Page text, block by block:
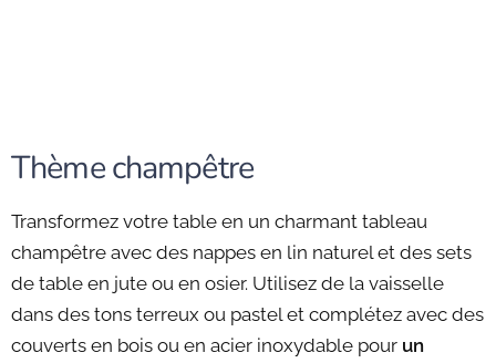
Thème champêtre
Transformez votre table en un charmant tableau
champêtre avec des nappes en lin naturel et des sets
de table en jute ou en osier. Utilisez de la vaisselle
dans des tons terreux ou pastel et complétez avec des
couverts en bois ou en acier inoxydable pour un